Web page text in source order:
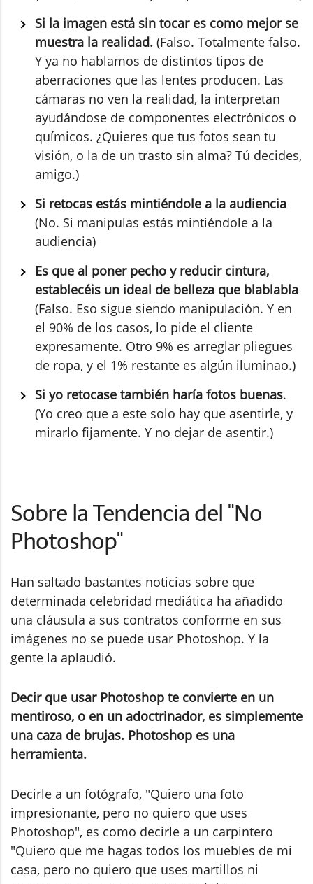
Si la imagen está sin tocar es como mejor se
muestra la realidad. (Falso. Totalmente falso.
Y ya no hablamos de distintos tipos de
aberraciones que las lentes producen. Las
cámaras no ven la realidad, la interpretan
ayudándose de componentes electrónicos o
químicos. ¿Quieres que tus fotos sean tu
visión, o la de un trasto sin alma? Tú decides,
amigo.)
Si retocas estás mintiéndole a la audiencia
(No. Si manipulas estás mintiéndole a la
audiencia)
Es que al poner pecho y reducir cintura,
establecéis un ideal de belleza que blablabla
(Falso. Eso sigue siendo manipulación. Y en
el 90% de los casos, lo pide el cliente
expresamente. Otro 9% es arreglar pliegues
de ropa, y el 1% restante es algún iluminao.)
Si yo retocase también haría fotos buenas.
(Yo creo que a este solo hay que asentirle, y
mirarlo fijamente. Y no dejar de asentir.)
Sobre la Tendencia del "No
Photoshop"
Han saltado bastantes noticias sobre que
determinada celebridad mediática ha añadido
una cláusula a sus contratos conforme en sus
imágenes no se puede usar Photoshop. Y la
gente la aplaudió.
Decir que usar Photoshop te convierte en un
mentiroso, o en un adoctrinador, es simplemente
una caza de brujas. Photoshop es una
herramienta.
Decirle a un fotógrafo, "Quiero una foto
impresionante, pero no quiero que uses
Photoshop", es como decirle a un carpintero
"Quiero que me hagas todos los muebles de mi
casa, pero no quiero que uses martillos ni